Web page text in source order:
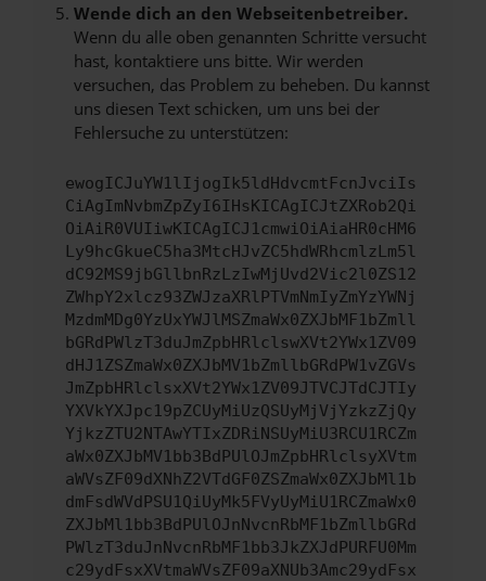
Wende dich an den Webseitenbetreiber.
Wenn du alle oben genannten Schritte versucht
hast, kontaktiere uns bitte. Wir werden
versuchen, das Problem zu beheben. Du kannst
uns diesen Text schicken, um uns bei der
Fehlersuche zu unterstützen:
ewogICJuYW1lIjogIk5ldHdvcmtFcnJvciIs
CiAgImNvbmZpZyI6IHsKICAgICJtZXRob2Qi
OiAiR0VUIiwKICAgICJ1cmwiOiAiaHR0cHM6
Ly9hcGkueC5ha3MtcHJvZC5hdWRhcmlzLm5l
dC92MS9jbGllbnRzLzIwMjUvd2Vic2l0ZS12
ZWhpY2xlcz93ZWJzaXRlPTVmNmIyZmYzYWNj
MzdmMDg0YzUxYWJlMSZmaWx0ZXJbMF1bZmll
bGRdPWlzT3duJmZpbHRlclswXVt2YWx1ZV09
dHJ1ZSZmaWx0ZXJbMV1bZmllbGRdPW1vZGVs
JmZpbHRlclsxXVt2YWx1ZV09JTVCJTdCJTIy
YXVkYXJpc19pZCUyMiUzQSUyMjVjYzkzZjQy
YjkzZTU2NTAwYTIxZDRiNSUyMiU3RCU1RCZm
aWx0ZXJbMV1bb3BdPUlOJmZpbHRlclsyXVtm
aWVsZF09dXNhZ2VTdGF0ZSZmaWx0ZXJbMl1b
dmFsdWVdPSU1QiUyMk5FVyUyMiU1RCZmaWx0
ZXJbMl1bb3BdPUlOJnNvcnRbMF1bZmllbGRd
PWlzT3duJnNvcnRbMF1bb3JkZXJdPURFU0Mm
c29ydFsxXVtmaWVsZF09aXNUb3Amc29ydFsx